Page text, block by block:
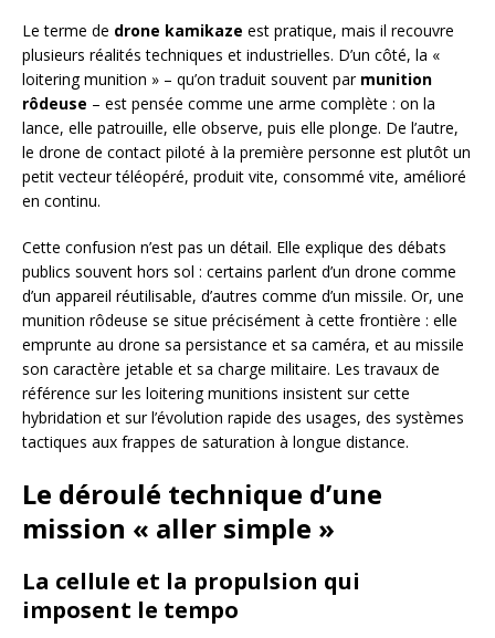
Le terme de drone kamikaze est pratique, mais il recouvre
plusieurs réalités techniques et industrielles. D’un côté, la «
loitering munition » – qu’on traduit souvent par munition
rôdeuse – est pensée comme une arme complète : on la
lance, elle patrouille, elle observe, puis elle plonge. De l’autre,
le drone de contact piloté à la première personne est plutôt un
petit vecteur téléopéré, produit vite, consommé vite, amélioré
en continu.
Cette confusion n’est pas un détail. Elle explique des débats
publics souvent hors sol : certains parlent d’un drone comme
d’un appareil réutilisable, d’autres comme d’un missile. Or, une
munition rôdeuse se situe précisément à cette frontière : elle
emprunte au drone sa persistance et sa caméra, et au missile
son caractère jetable et sa charge militaire. Les travaux de
référence sur les loitering munitions insistent sur cette
hybridation et sur l’évolution rapide des usages, des systèmes
tactiques aux frappes de saturation à longue distance.
Le déroulé technique d’une
mission « aller simple »
La cellule et la propulsion qui
imposent le tempo